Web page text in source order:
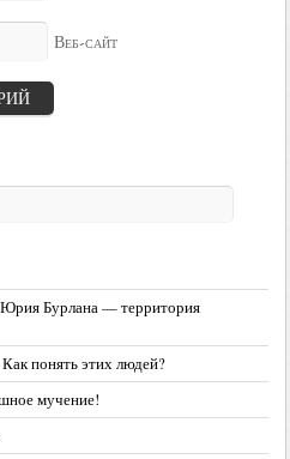
Веб-сайт
Юрия Бурлана — территория
понять этих людей?
мучение!